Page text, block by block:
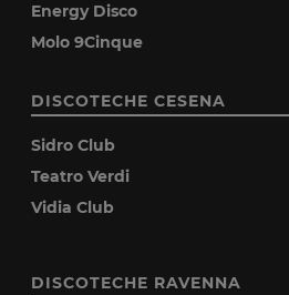
Energy Disco
Molo 9Cinque
DISCOTECHE CESENA
Sidro Club
Teatro Verdi
Vidia Club
DISCOTECHE RAVENNA